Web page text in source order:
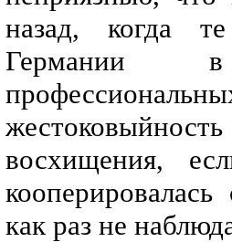
назад, когда
Германии
восхищения,
как раз не